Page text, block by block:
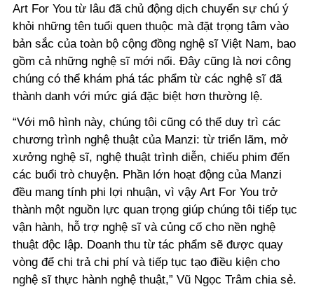
Art For You từ lâu đã chủ động dịch chuyển sự chú ý
khỏi những tên tuổi quen thuộc mà đặt trọng tâm vào
bản sắc của toàn bộ cộng đồng nghệ sĩ Việt Nam, bao
gồm cả những nghệ sĩ mới nổi. Đây cũng là nơi công
chúng có thể khám phá tác phẩm từ các nghệ sĩ đã
thành danh với mức giá đặc biệt hơn thường lệ.
“Với mô hình này, chúng tôi cũng có thể duy trì các
chương trình nghệ thuật của Manzi: từ triển lãm, mở
xưởng nghệ sĩ, nghệ thuật trình diễn, chiếu phim đến
các buổi trò chuyện. Phần lớn hoạt động của Manzi
đều mang tính phi lợi nhuận, vì vậy Art For You trở
thành một nguồn lực quan trọng giúp chúng tôi tiếp tục
vận hành, hỗ trợ nghệ sĩ và củng cố cho nền nghệ
thuật độc lập. Doanh thu từ tác phẩm sẽ được quay
vòng để chi trả chi phí và tiếp tục tạo điều kiện cho
nghệ sĩ thực hành nghệ thuật,” Vũ Ngọc Trâm chia sẻ.